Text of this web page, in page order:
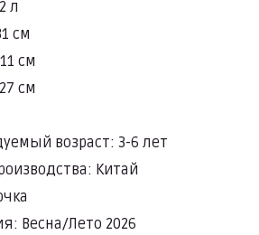
л
см
см
см
возраст: 3-6 лет
Китай
Весна/Лето 2026